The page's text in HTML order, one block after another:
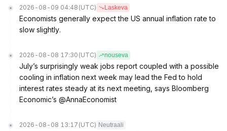
2026-08-09 04:48 (UTC) Laskeva
Economists generally expect the US annual inflation rate to
slow slightly.
2026-08-08 17:30 (UTC) nouseva
July’s surprisingly weak jobs report coupled with a possible
cooling in inflation next week may lead the Fed to hold
interest rates steady at its next meeting, says Bloomberg
Economic’s @AnnaEconomist
2026-08-08 13:17 (UTC) Neutraali